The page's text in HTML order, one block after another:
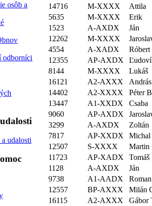
osôb a
odborníci
udalosti
14716
M-XXXX
Attila
5635
M-XXXX
Erik
1523
A-AXDX
Ján
12262
M-XXXX
4554
A-XADX
Róbert
12355
AP-AXDX
8144
M-XXXX
Lukáš
16121
A2-AXXX
András
14402
A2-XXXX
Péter
13447
A1-XXDX
Csaba
9060
AP-AXDX
3299
A-AXDX
Zoltán
7817
AP-XXDX
Michal
12507
S-XXXX
Martin
11723
AP-XADX
Tomáš
1128
A-AXDX
Ján
9738
A1-AADX
Roman
12557
BP-AXXX
Milán
16115
A2-AXXX
Gábor